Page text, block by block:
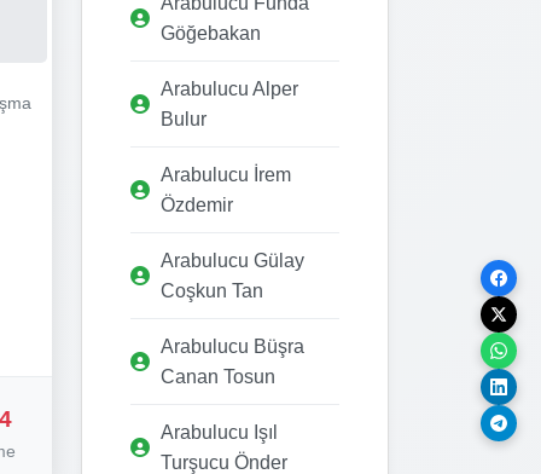
Göğebakan
Arabulucu Alper
Bulur
Arabulucu İrem
Özdemir
Arabulucu Gülay
Coşkun Tan
Arabulucu Büşra
Canan Tosun
Arabulucu Işıl
Turşucu Önder